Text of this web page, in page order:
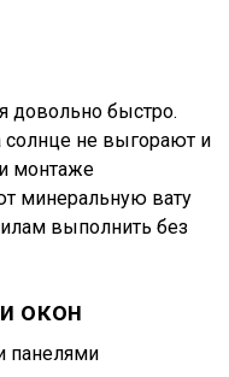
довольно быстро.
не выгорают и
монтаже
минеральную вату
выполнить без
окон
панелями